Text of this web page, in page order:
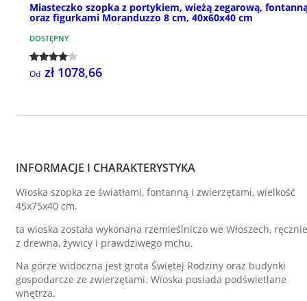
Miasteczko szopka z portykiem, wieżą zegarową,
oraz figurkami Moranduzzo 8 cm, 40x60x40 cm
DOSTĘPNY
Od zł 1078,66
INFORMACJE I CHARAKTERYSTYKA
Wioska szopka ze światłami, fontanną i zwierzętami, wielkość
45x75x40 cm.
ta wioska została wykonana rzemieślniczo we Włoszech, ręcznie
z drewna, żywicy i prawdziwego mchu.
Na górze widoczna jest grota Świętej Rodziny oraz budynki
gospodarcze ze zwierzętami. Wioska posiada podświetlane
wnętrza.